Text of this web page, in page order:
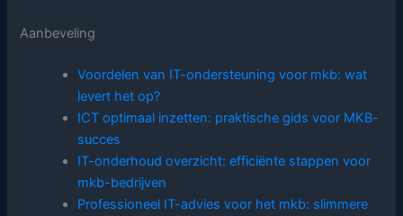
Aanbeveling
Voordelen van IT-ondersteuning voor mkb: wat
levert het op?
ICT optimaal inzetten: praktische gids voor MKB-
succes
IT-onderhoud overzicht: efficiënte stappen voor
mkb-bedrijven
Professioneel IT-advies voor het mkb: slimmere